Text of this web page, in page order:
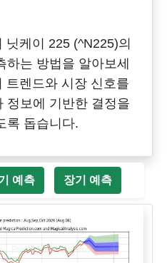
닛케이 225 (^N225)의
는 방법을 알아보세
트렌드와 시장 신호를
정보에 기반한 결정을
록 돕습니다.
예측 장기 예측